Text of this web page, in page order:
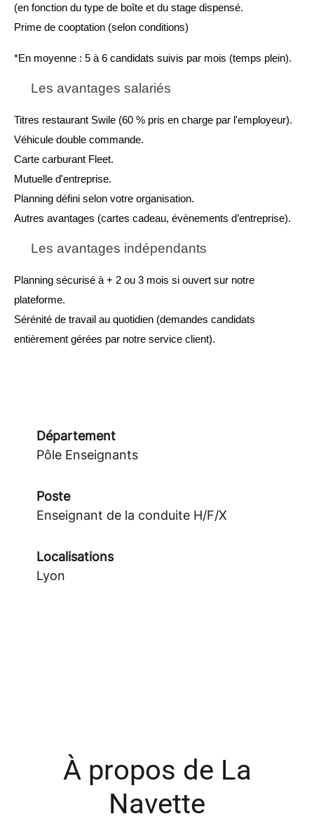
(en fonction du type de boîte et du stage dispensé.
Prime de cooptation (selon conditions)
*En moyenne : 5 à 6 candidats suivis par mois (temps plein).
Les avantages salariés
Titres restaurant Swile (60 % pris en charge par l'employeur).
Véhicule double commande.
Carte carburant Fleet.
Mutuelle d'entreprise.
Planning défini selon votre organisation.
Autres avantages (cartes cadeau, évènements d’entreprise).
Les avantages indépendants
Planning sécurisé à + 2 ou 3 mois si ouvert sur notre
plateforme.
Sérénité de travail au quotidien (demandes candidats
entièrement gérées par notre service client).
Département
Pôle Enseignants
Poste
Enseignant de la conduite H/F/X
Localisations
Lyon
À propos de La
Navette